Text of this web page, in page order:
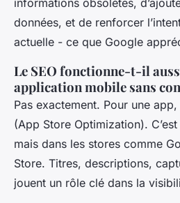
données, et de renforcer
actuelle - ce que Google
Le SEO fonctionne-t-il
application mobile sans
Pas exactement. Pour une
(App Store Optimization). C’est
mais dans les stores comme
Store. Titres, descriptions,
jouent un rôle clé dans la